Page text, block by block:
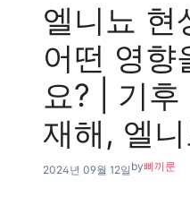
엘니뇨 현
어떤 영향
요? | 기
재해, 엘
2024년 09월 12일 by삐끼룬